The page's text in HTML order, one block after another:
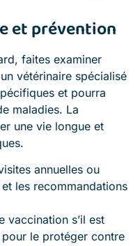
et prévention
faites examiner
vétérinaire spécialisé
et pourra
maladies. La
une vie longue et
annuelles ou
les recommandations
vaccination s’il est
le protéger contre